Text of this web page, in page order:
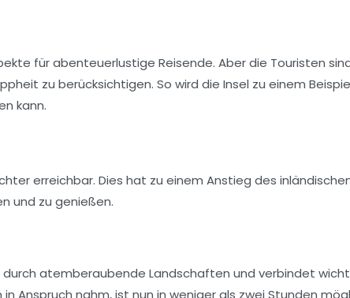
für abenteuerlustige Reisende. Aber die Touristen
zu berücksichtigen. So wird die Insel zu einem
kann.
erreichbar. Dies hat zu einem Anstieg des
und zu genießen.
atemberaubende Landschaften und verbindet
Anspruch nahm, ist nun in weniger als zwei Stunden